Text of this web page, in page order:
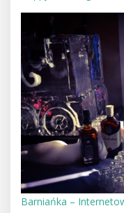
Barniańka –